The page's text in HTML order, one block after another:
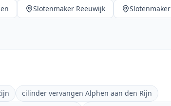
Slotenmaker Reeuwijk Slotenmaker
cilinder vervangen Alphen aan den Rijn